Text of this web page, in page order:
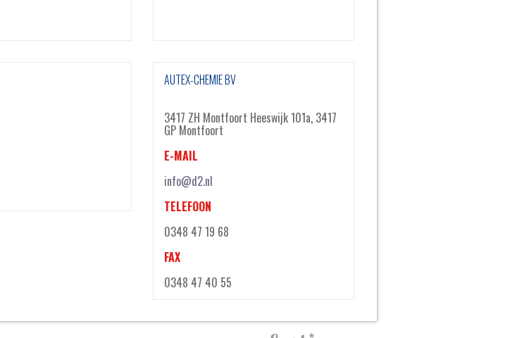
AUTEX-CHEMIE BV
3417 ZH Montfoort Heeswijk 101a, 3417
GP Montfoort
E-MAIL
info@d2.nl
TELEFOON
0348 47 19 68
FAX
0348 47 40 55